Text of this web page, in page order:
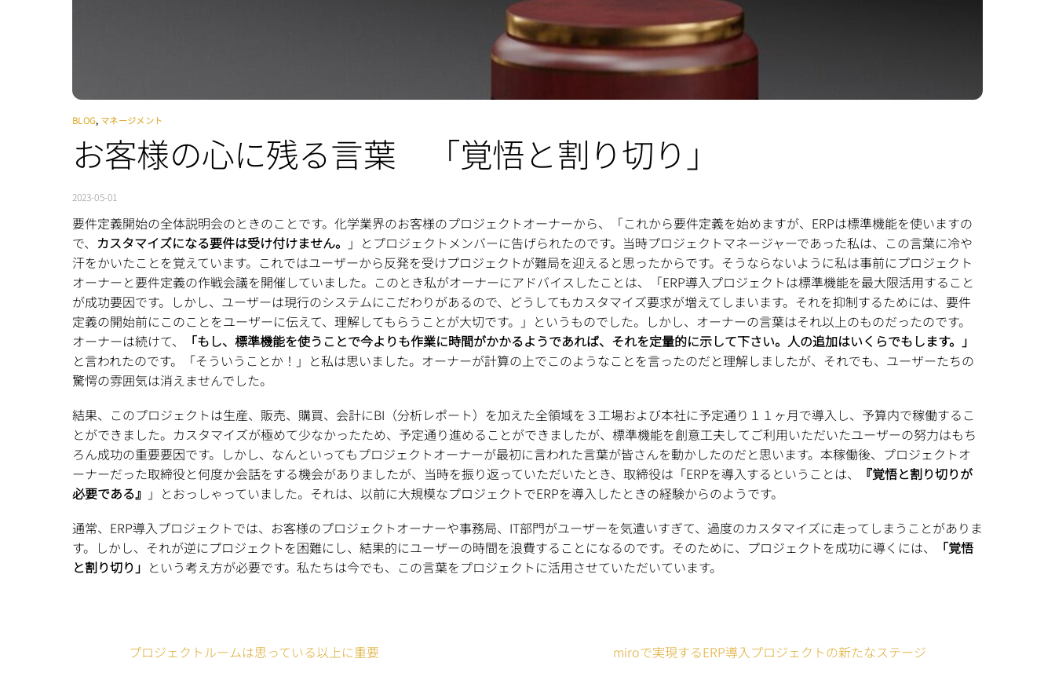
BLOG, マネージメント
お客様の心に残る言葉 「覚悟と割り切り」
2023-05-01
要件定義開始の全体説明会のときのことです。化学業界のお客様のプロジェクトオーナーから、「これから要件定義を始めますが、ERPは標準機能を使いますの
で、 カスタマイズになる要件は受け付けません。 」とプロジェクトメンバーに告げられたのです。当時プロジェクトマネージャーであった私は、この言葉に冷や
汗をかいたことを覚えています。これではユーザーから反発を受けプロジェクトが難局を迎えると思ったからです。そうならないように私は事前にプロジェクト
オーナーと要件定義の作戦会議を開催していました。このとき私がオーナーにアドバイスしたことは、「ERP導入プロジェクトは標準機能を最大限活用すること
が成功要因です。しかし、ユーザーは現行のシステムにこだわりがあるので、どうしてもカスタマイズ要求が増えてしまいます。それを抑制するためには、要件
定義の開始前にこのことをユーザーに伝えて、理解してもらうことが大切です。」というものでした。しかし、オーナーの言葉はそれ以上のものだったのです。
オーナーは続けて、
「もし、標準機能を使うことで今よりも作業に時間がかかるようであれば、それを定量的に示して下さい。人の追加はいくらでもします。」
と言われたのです。「そういうことか！」と私は思いました。オーナーが計算の上でこのようなことを言ったのだと理解しましたが、それでも、ユーザーたちの
驚愕の雰囲気は消えませんでした。
結果、このプロジェクトは生産、販売、購買、会計にBI（分析レポート）を加えた全領域を３工場および本社に予定通り１１ヶ月で導入し、予算内で稼働するこ
とができました。カスタマイズが極めて少なかったため、予定通り進めることができましたが、標準機能を創意工夫してご利用いただいたユーザーの努力はもち
ろん成功の重要要因です。しかし、なんといってもプロジェクトオーナーが最初に言われた言葉が皆さんを動かしたのだと思います。本稼働後、プロジェクトオ
ーナーだった取締役と何度か会話をする機会がありましたが、当時を振り返っていただいたとき、取締役は「ERPを導入するということは、
『覚悟と割り切りが
必要である』 」とおっしゃっていました。それは、以前に大規模なプロジェクトでERPを導入したときの経験からのようです。
通常、ERP導入プロジェクトでは、お客様のプロジェクトオーナーや事務局、IT部門がユーザーを気遣いすぎて、過度のカスタマイズに走ってしまうことがありま
す。しかし、それが逆にプロジェクトを困難にし、結果的にユーザーの時間を浪費することになるのです。そのために、プロジェクトを成功に導くには、
「覚悟
と割り切り」 という考え方が必要です。私たちは今でも、この言葉をプロジェクトに活用させていただいています。
プロジェクトルームは思っている以上に重要 miroで実現するERP導入プロジェクトの新たなステージ